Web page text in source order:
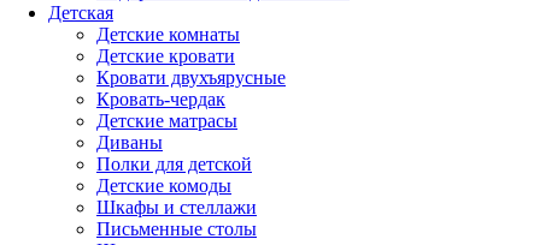
Детская
Детские комнаты
Детские кровати
Кровати двухъярусные
Кровать-чердак
Детские матрасы
Диваны
Полки для детской
Детские комоды
Шкафы и стеллажи
Письменные столы